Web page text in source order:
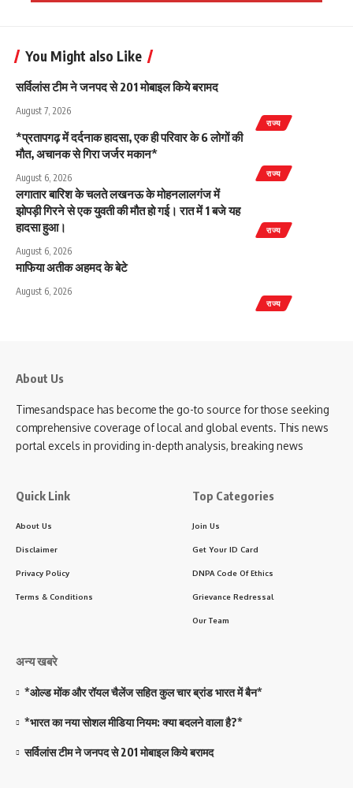
You Might also Like
राज्य
सर्विलांस टीम ने जनपद से 201 मोबाइल किये बरामद
August 7, 2026
राज्य
*प्रतापगढ़ में दर्दनाक हादसा, एक ही परिवार के 6 लोगों की
मौत, अचानक से गिरा जर्जर मकान*
August 6, 2026
राज्य
लगातार बारिश के चलते लखनऊ के मोहनलालगंज में
झोपड़ी गिरने से एक युवती की मौत हो गई। रात में 1 बजे यह
हादसा हुआ।
August 6, 2026
राज्य
माफिया अतीक अहमद के बेटे
August 6, 2026
About Us
Timesandspace has become the go-to source for those seeking
comprehensive coverage of local and global events. This news
portal excels in providing in-depth analysis, breaking news
Quick Link
About Us
Disclaimer
Privacy Policy
Terms & Conditions
Top Categories
Join Us
Get Your ID Card
DNPA Code Of Ethics
Grievance Redressal
Our Team
अन्य खबरे
*ओल्ड मोंक और रॉयल चैलेंज सहित कुल चार ब्रांड भारत में बैन*
*भारत का नया सोशल मीडिया नियम: क्या बदलने वाला है?*
सर्विलांस टीम ने जनपद से 201 मोबाइल किये बरामद